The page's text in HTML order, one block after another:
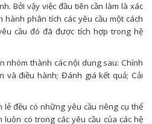
Bởi vậy việc đầu tiên cần làm là xác
hành phân tích các yêu cầu một cách
cầu đó đã được tích hợp trong hệ
nhóm thành các nội dung sau: Chính
và điều hành; Đánh giá kết quả; Cải
lẻ đều có những yêu cầu riêng cụ thể
có trong các yêu cầu của các hệ